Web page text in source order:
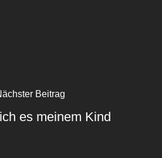
Beitrag
es meinem Kind